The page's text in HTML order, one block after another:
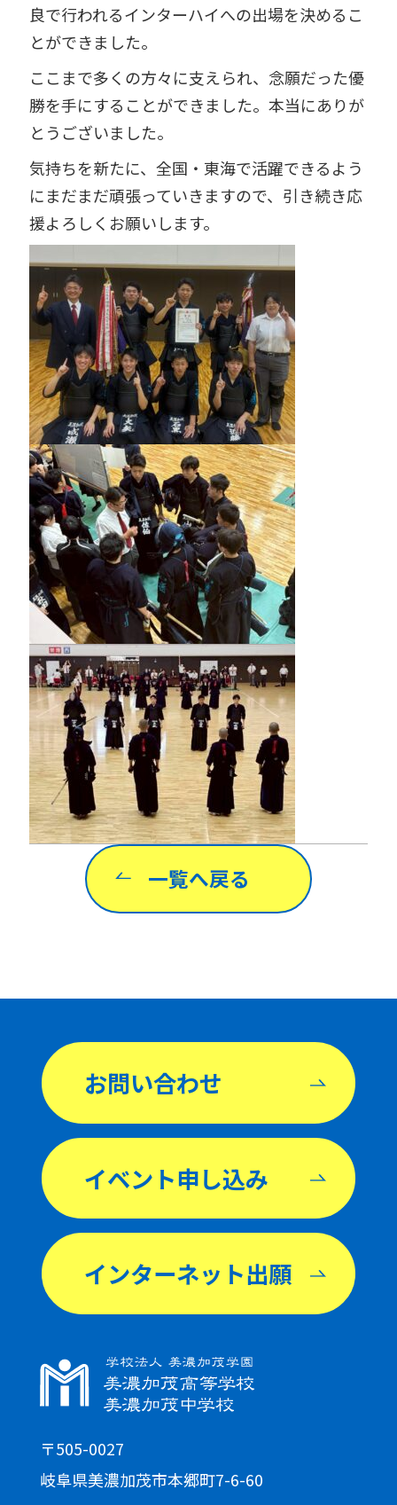
良で行われるインターハイへの出場を決めるこ
とができました。
ここまで多くの方々に支えられ、念願だった優
勝を手にすることができました。本当にありが
とうございました。
気持ちを新たに、全国・東海で活躍できるよう
にまだまだ頑張っていきますので、引き続き応
援よろしくお願いします。
一覧へ戻る
お問い合わせ
イベント申し込み
インターネット出願
〒505-0027
岐阜県美濃加茂市本郷町7-6-60